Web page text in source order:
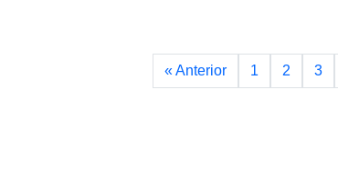
« Anterior 1 2 3